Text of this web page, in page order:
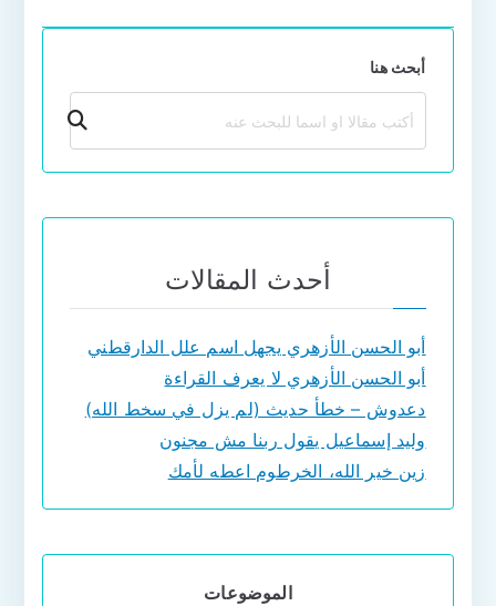
أبحث هنا
بحث
أحدث المقالات
أبو الحسن الأزهري يجهل اسم علل الدارقطني
أبو الحسن الأزهري لا يعرف القراءة
دعدوش – خطأ حديث (لم يزل في سخط الله)
وليد إسماعيل يقول ربنا مش مجنون
زين خير الله، الخرطوم اعطه لأمك
الموضوعات